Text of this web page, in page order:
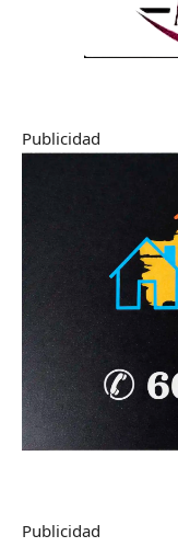
Publicidad
Publicidad